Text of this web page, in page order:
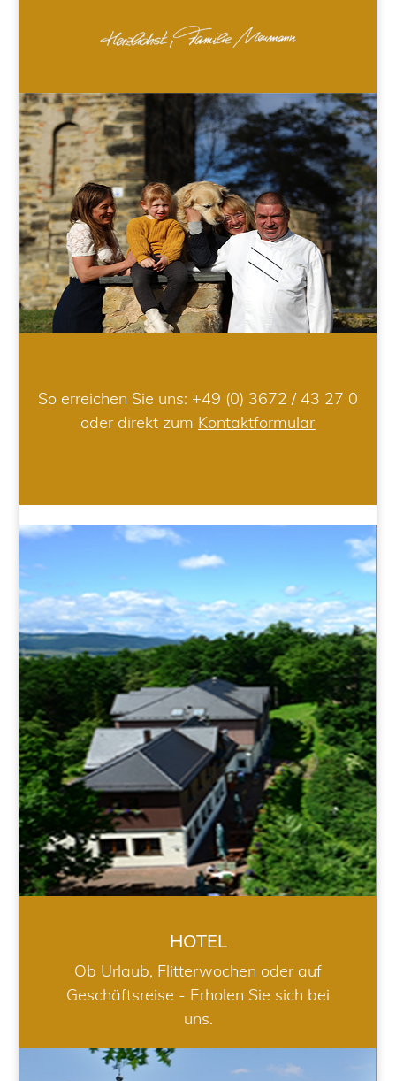
So erreichen Sie uns: +49 (0) 3672 / 43 27 0
oder direkt zum Kontaktformular
HOTEL
HOTEL
Ob Urlaub, Flitterwochen oder auf
Geschäftsreise - Erholen Sie sich bei
uns.